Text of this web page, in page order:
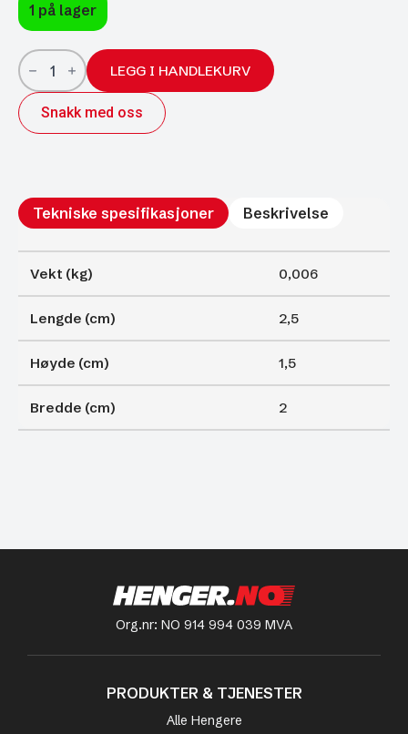
1 på lager
Festeøye
før
gassfjærer
antall
LEGG I HANDLEKURV
Snakk med oss
Tekniske spesifikasjoner Beskrivelse
Vekt (kg) 0,006
Lengde (cm) 2,5
Høyde (cm) 1,5
Bredde (cm) 2
Org.nr: NO 914 994 039 MVA
PRODUKTER & TJENESTER
Alle Hengere